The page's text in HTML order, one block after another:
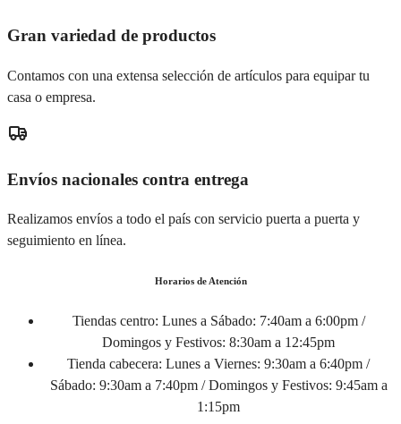
Gran variedad de productos
Contamos con una extensa selección de artículos para equipar tu
casa o empresa.
Envíos nacionales contra entrega
Realizamos envíos a todo el país con servicio puerta a puerta y
seguimiento en línea.
Horarios de Atención
Tiendas centro: Lunes a Sábado: 7:40am a 6:00pm /
Domingos y Festivos: 8:30am a 12:45pm
Tienda cabecera: Lunes a Viernes: 9:30am a 6:40pm /
Sábado: 9:30am a 7:40pm / Domingos y Festivos: 9:45am a
1:15pm